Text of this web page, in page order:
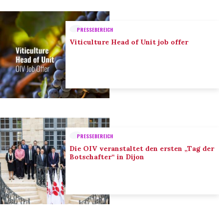
PRESSEBEREICH
Viticulture Head of Unit job offer
PRESSEBEREICH
Die OIV veranstaltet den ersten „Tag der
Botschafter“ in Dijon